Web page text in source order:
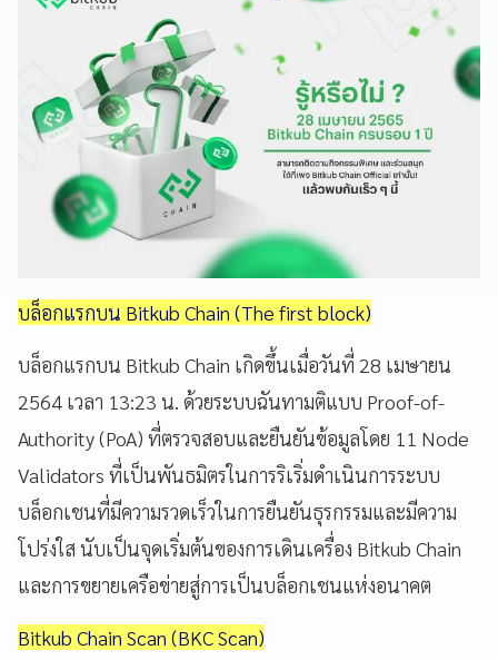
บล็อกแรกบน Bitkub Chain (The first block)
บล็อกแรกบน Bitkub Chain เกิดขึ้นเมื่อวันที่ 28 เมษายน
2564 เวลา 13:23 น. ด้วยระบบฉันทามติแบบ Proof-of-
Authority (PoA) ที่ตรวจสอบและยืนยันข้อมูลโดย 11 Node
Validators ที่เป็นพันธมิตรในการริเริ่มดำเนินการระบบ
บล็อกเชนที่มีความรวดเร็วในการยืนยันธุรกรรมและมีความ
โปร่งใส นับเป็นจุดเริ่มต้นของการเดินเครื่อง Bitkub Chain
และการขยายเครือข่ายสู่การเป็นบล็อกเชนแห่งอนาคต
Bitkub Chain Scan (BKC Scan)